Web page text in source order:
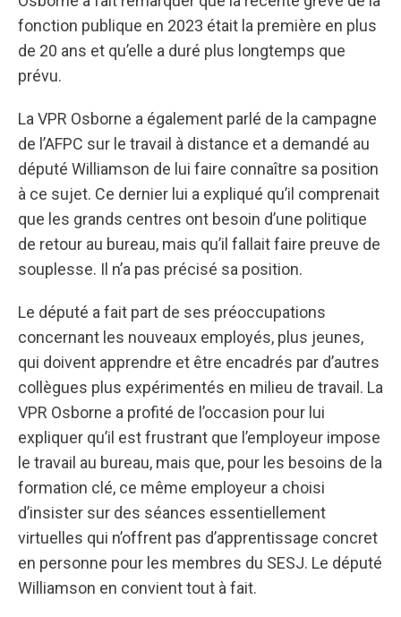
fonction publique en 2023 était la première en plus
de 20 ans et qu’elle a duré plus longtemps que
prévu.
La VPR Osborne a également parlé de la campagne
de l’AFPC sur le travail à distance et a demandé au
député Williamson de lui faire connaître sa position
à ce sujet. Ce dernier lui a expliqué qu’il comprenait
que les grands centres ont besoin d’une politique
de retour au bureau, mais qu’il fallait faire preuve de
souplesse. Il n’a pas précisé sa position.
Le député a fait part de ses préoccupations
concernant les nouveaux employés, plus jeunes,
qui doivent apprendre et être encadrés par d’autres
collègues plus expérimentés en milieu de travail. La
VPR Osborne a profité de l’occasion pour lui
expliquer qu’il est frustrant que l’employeur impose
le travail au bureau, mais que, pour les besoins de la
formation clé, ce même employeur a choisi
d’insister sur des séances essentiellement
virtuelles qui n’offrent pas d’apprentissage concret
en personne pour les membres du SESJ. Le député
Williamson en convient tout à fait.